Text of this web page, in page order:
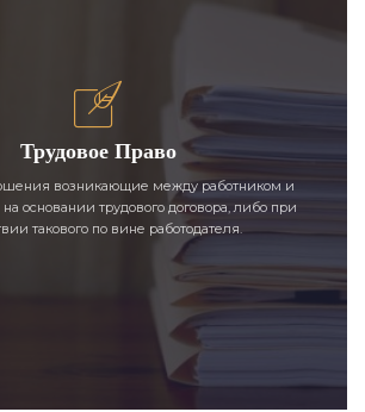
Трудовое Право
возникающие между работником и
основании трудового договора, либо при
такового по вине работодателя.